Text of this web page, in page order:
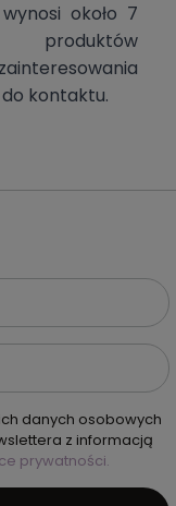
około 7
kontaktu.
danych osobowych
z informacją
prywatności.